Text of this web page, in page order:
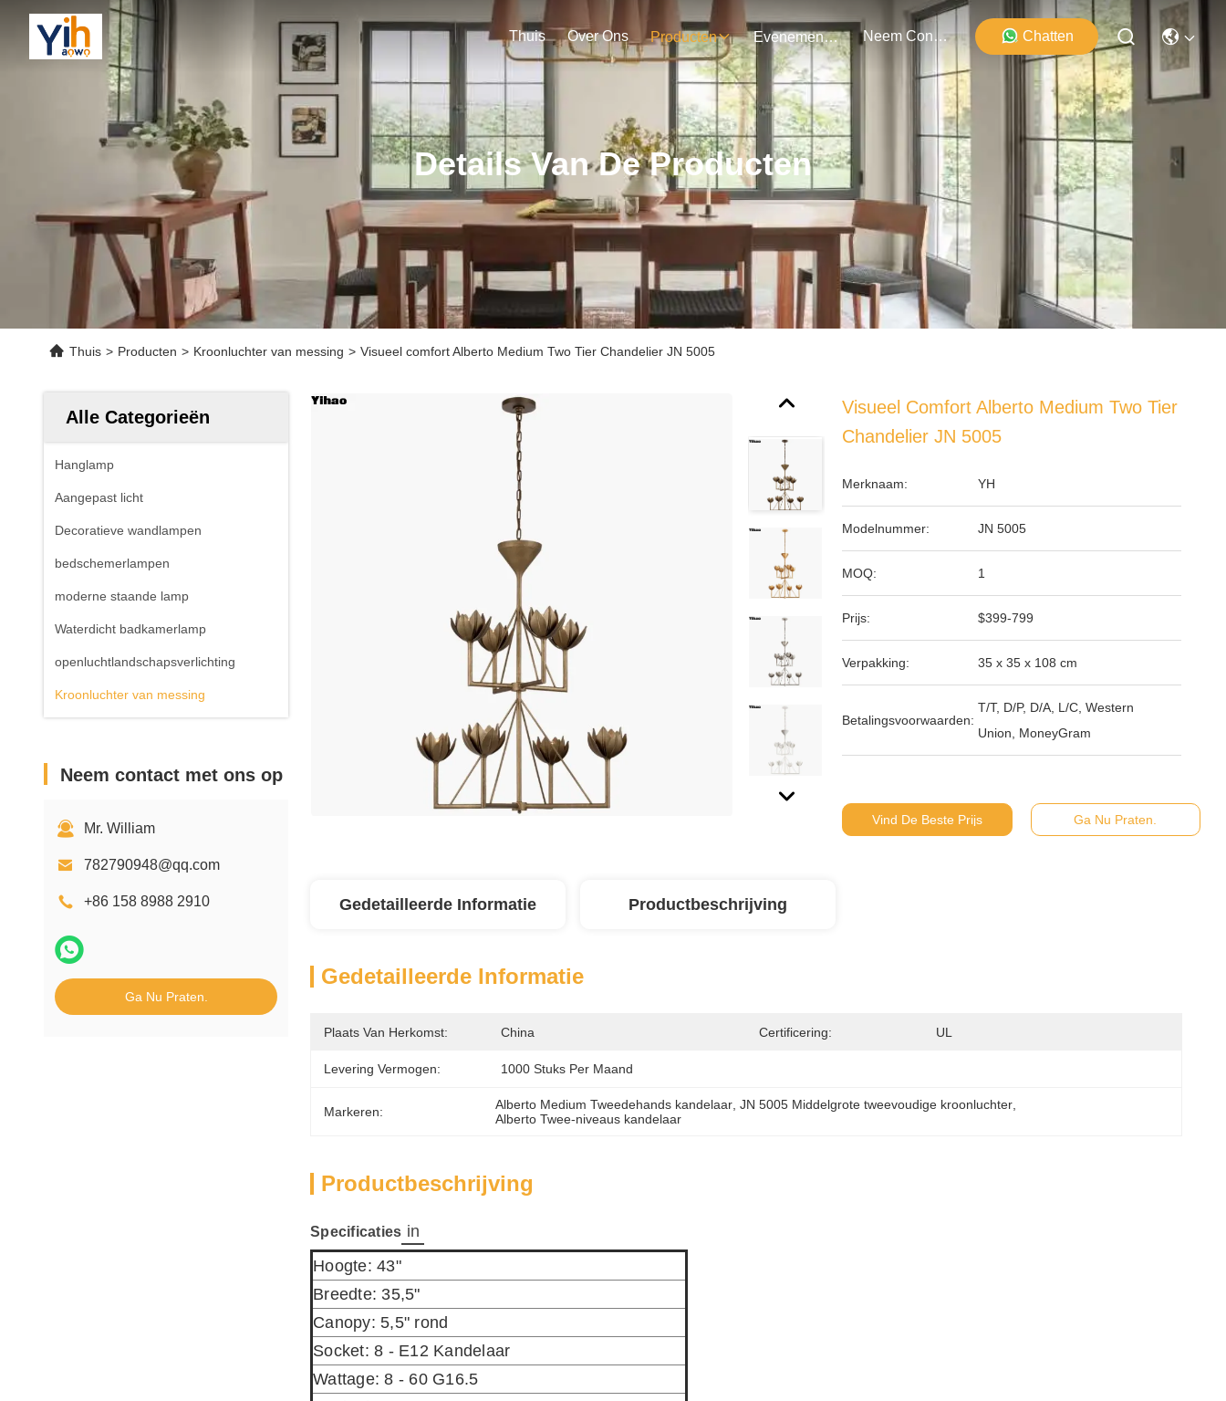
Thuis Over Ons Producten Evenementen Neem Contact Met Ons Op Chatten
Details Van De Producten
Thuis > Producten > Kroonluchter van messing > Visueel comfort Alberto Medium Two Tier Chandelier JN 5005
Alle Categorieën
Hanglamp
Aangepast licht
Decoratieve wandlampen
bedschemerlampen
moderne staande lamp
Waterdicht badkamerlamp
openluchtlandschapsverlichting
Kroonluchter van messing
Neem contact met ons op
Mr. William
782790948@qq.com
+86 158 8988 2910
Ga Nu Praten.
Visueel Comfort Alberto Medium Two Tier
Chandelier JN 5005
Merknaam: YH
Modelnummer: JN 5005
MOQ: 1
Prijs: $399-799
Verpakking: 35 x 35 x 108 cm
Betalingsvoorwaarden:
T/T, D/P, D/A, L/C, Western
Union, MoneyGram
Vind De Beste Prijs Ga Nu Praten.
Gedetailleerde Informatie Productbeschrijving
Gedetailleerde Informatie
Plaats Van Herkomst: China Certificering: UL
Levering Vermogen: 1000 Stuks Per Maand
Markeren: Alberto Medium Tweedehands kandelaar , JN 5005 Middelgrote tweevoudige kroonluchter
Alberto Twee-niveaus kandelaar
Productbeschrijving
Specificaties in
Hoogte: 43"
Breedte: 35,5"
Canopy: 5,5" rond
Socket: 8 - E12 Kandelaar
Wattage: 8 - 60 G16.5